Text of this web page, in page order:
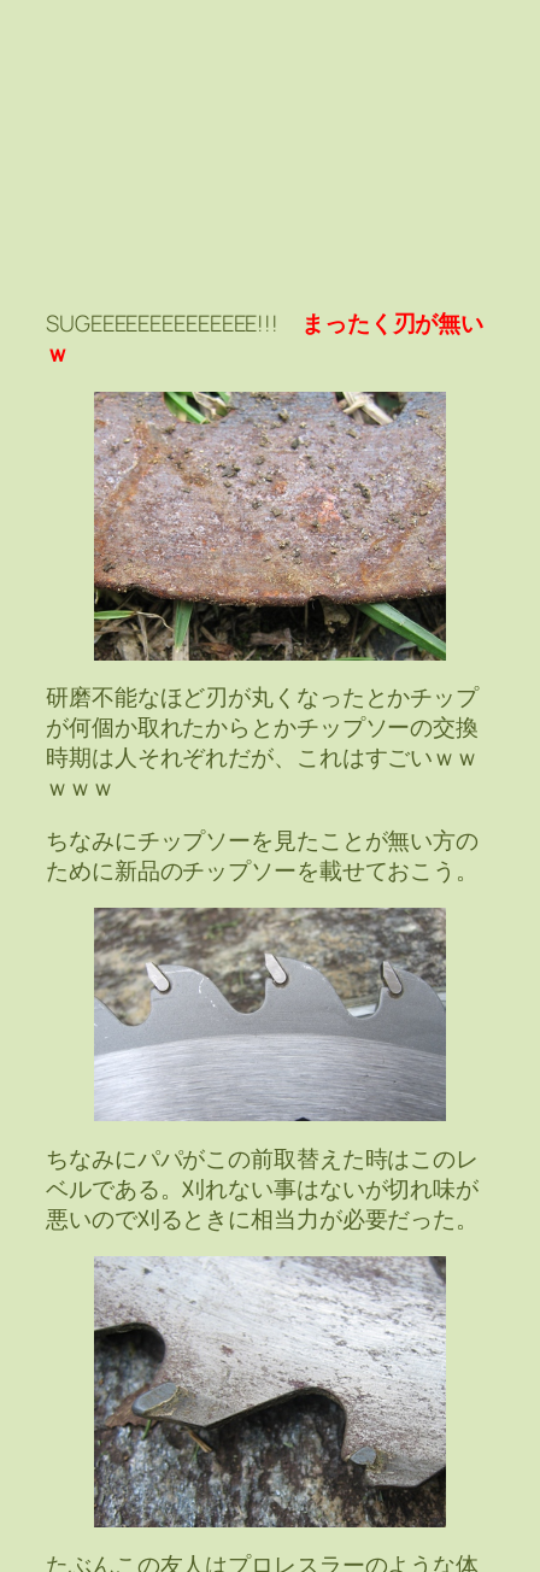
SUGEEEEEEEEEEEEEE!!!
まったく刃が無い
ｗ
研磨不能なほど刃が丸くなったとかチップ
が何個か取れたからとかチップソーの交換
時期は人それぞれだが、これはすごいｗｗ
ｗｗｗ
ちなみにチップソーを見たことが無い方の
ために新品のチップソーを載せておこう。
ちなみにパパがこの前取替えた時はこのレ
ベルである。刈れない事はないが切れ味が
悪いので刈るときに相当力が必要だった。
たぶんこの友人はプロレスラーのような体